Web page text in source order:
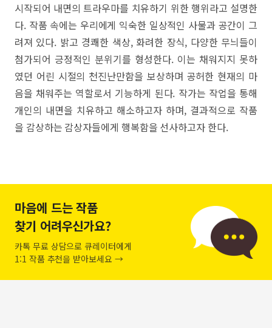
시작되어 내면의 트라우마를 치유하기 위한 행위라고 설명한
다. 작품 속에는 우리에게 익숙한 일상적인 사물과 공간이 그
려져 있다. 밝고 경쾌한 색상, 화려한 장식, 다양한 무늬들이
첨가되어 긍정적인 분위기를 형성한다. 이는 채워지지 못하
였던 어린 시절의 천진난만함을 보상하며 공허한 현재의 마
음을 채워주는 역할로서 기능하게 된다. 작가는 작업을 통해
개인의 내면을 치유하고 해소하고자 하며, 결과적으로 작품
을 감상하는 감상자들에게 행복함을 선사하고자 한다.
마음에 드는 작품
찾기 어려우신가요?
카톡 무료 상담으로 큐레이터에게
1:1 작품 추천을 받아보세요 →